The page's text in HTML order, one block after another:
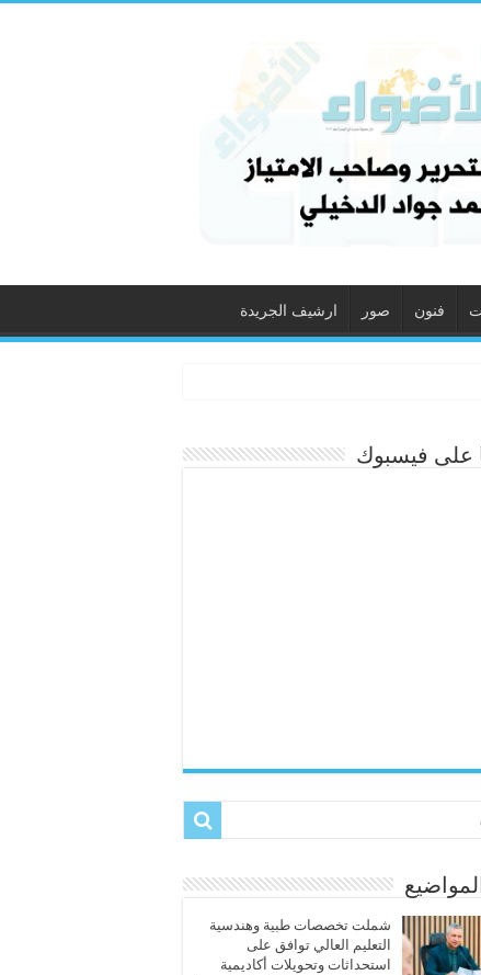
فنون صور ارشيف الجريدة
على فيسبوك
شملت تخصصات طبية وهندسية
التعليم العالي توافق على
استحداثات وتحويلات أكاديمية